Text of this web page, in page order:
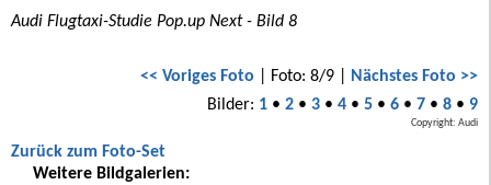
Audi Flugtaxi-Studie Pop.up Next - Bild 8
<< Voriges Foto | Foto: 8/9 | Nächstes Foto >>
Bilder: 1• 2• 3• 4• 5• 6• 7• 8• 9
Copyright: Audi
Zurück zum Foto-Set
Weitere Bildgalerien: